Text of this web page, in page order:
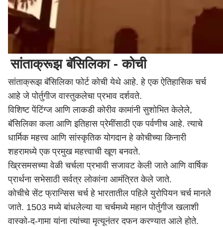
सांताक्रूझ बॅसिलिका - कोची
सांताक्रूझ बॅसिलिका फोर्ट कोची येथे आहे. हे एक ऐतिहासिक चर्च
आहे जे पोर्तुगीज वास्तुकलेचा प्रभाव दर्शवते.
विशिष्ट पेंटिंग्ज आणि लाकडी कोरीव कामांनी सुशोभित केलेले,
बॅसिलिका कला आणि इतिहास प्रेमींसाठी एक पर्वणीच आहे. त्याचे
धार्मिक महत्त्व आणि सांस्कृतिक योगदान हे कोचीच्या किनारी
शहरामध्ये एक प्रमुख महत्त्वाची खूण बनवते.
ख्रिसमसच्या वेळी चर्चला प्रभावी सजावट केली जाते आणि वार्षिक
प्रार्थना सभेसाठी सर्वत्र लोकांना आमंत्रित केले जाते.
कोचीचे सेंट फ्रान्सिस चर्च हे भारतातील पहिले युरोपियन चर्च मानले
जाते. 1503 मध्ये बांधलेल्या या चर्चमध्ये महान पोर्तुगीज खलाशी
वास्को-द-गामा यांना त्यांच्या मृत्यूनंतर दफन करण्यात आले होते.